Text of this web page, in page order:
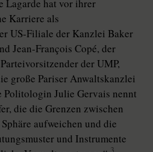
Lagarde hat vor ihrer
Karriere als
US-Filiale der Kanzlei Baker
Jean-François Copé, der
der UMP,
große Pariser Anwaltskanzlei
Julie Gervais nennt
die die Grenzen zwischen
aufweichen und die
und Instrumente